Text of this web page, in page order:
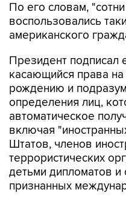
По его словам,
воспользовались
американского
Президент подписал
касающийся права
рождению и
определения лиц,
автоматическое
включая
Штатов, членов
террористических
детьми дипломатов и
признанных